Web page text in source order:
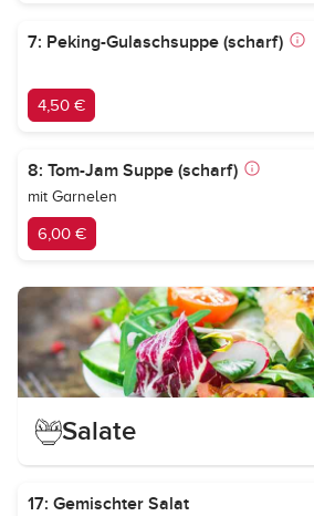
7: Peking-Gulaschsuppe (scharf)
4,50 €
8: Tom-Jam Suppe (scharf)
mit Garnelen
6,00 €
Salate
17: Gemischter Salat